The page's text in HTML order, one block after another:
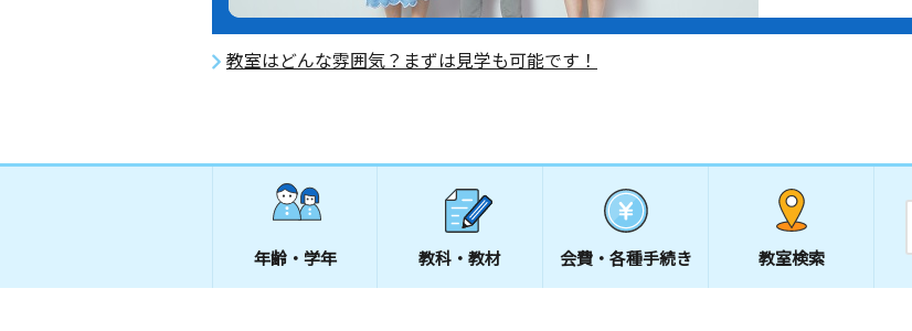
教室はどんな雰囲気？まずは見学も可能です！
年齢・学年 教科・教材 会費・ 各種手続き 教室検索